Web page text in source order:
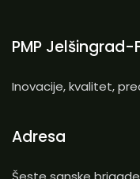
PMP Jelšingrad-
Inovacije, kvalitet,
Adresa